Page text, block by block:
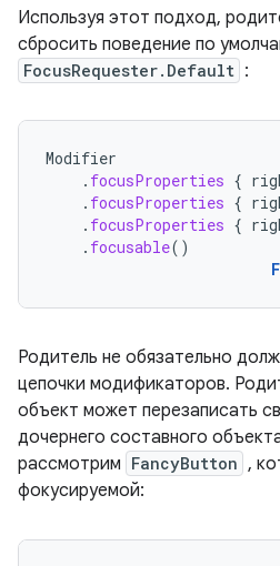
Используя этот подход,
сбросить поведение по
FocusRequester.Default :
Modifier
. focusProperties {
. focusProperties {
. focusProperties {
. focusable()
Родитель не обязательно
цепочки модификаторов.
объект может перезаписать
дочернего составного
рассмотрим FancyButton ,
фокусируемой: